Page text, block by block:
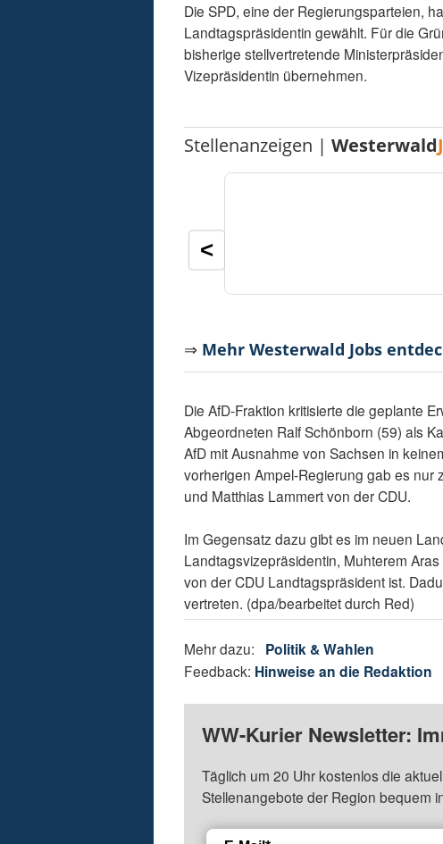
Die SPD, eine der Regierungsparteien,
Landtagspräsidentin gewählt. Für die
bisherige stellvertretende
Vizepräsidentin übernehmen.
Stellenanzeigen |Westerwald
<
⇒ Mehr Westerwald Jobs
Die AfD-Fraktion kritisierte die geplante
Abgeordneten Ralf Schönborn (59) als
AfD mit Ausnahme von Sachsen in
vorherigen Ampel-Regierung gab es nur
und Matthias Lammert von der CDU.
Im Gegensatz dazu gibt es im neuen
Landtagsvizepräsidentin, Muhterem
von der CDU Landtagspräsident ist.
vertreten. (dpa/bearbeitet durch Red)
Mehr dazu: Politik & Wahlen
Feedback: Hinweise an die Redaktion
WW-Kurier Newsletter:
Täglich um 20 Uhr kostenlos die
Stellenangebote der Region bequem